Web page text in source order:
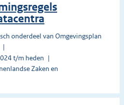
onderdeel van Omgevingsplan
t/m heden
Zaken en